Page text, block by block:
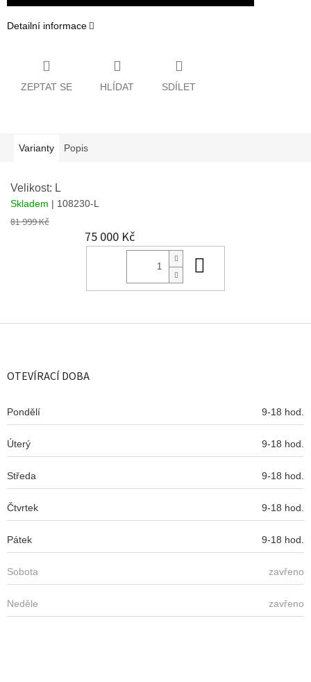
Detailní informace
ZEPTAT SE HLÍDAT SDÍLET
Varianty Popis
Velikost: L
Skladem | 108230-L
81 999 Kč
75 000 Kč
Z
OTEVÍRACÍ DOBA
Pondělí 9-18 hod.
Úterý 9-18 hod.
Středa 9-18 hod.
Čtvrtek 9-18 hod.
Pátek 9-18 hod.
Sobota zavřeno
Neděle zavřeno